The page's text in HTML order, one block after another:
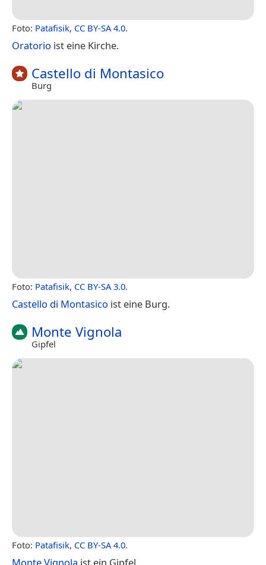
Foto: Patafisik, CC BY-SA 4.0.
Oratorio ist eine Kirche.
Castello di Montasico
Burg
Foto: Patafisik, CC BY-SA 3.0.
Castello di Montasico ist eine Burg.
Monte Vignola
Gipfel
Foto: Patafisik, CC BY-SA 4.0.
Monte Vignola ist ein Gipfel.